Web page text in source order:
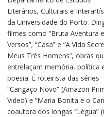
Literários, Culturais e
da Universidade do Porto.
filmes como “Bruta Aventura
Versos”, “Casa” e “A Vida
Meus Três Homens”, obras
entrelaçam memória, política
poesia. É roteirista das séries
“Cangaço Novo” (Amazon
Video) e “Maria Bonita e o
coautora dos longas “Légua”